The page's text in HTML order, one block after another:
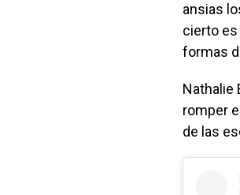
ansias
cierto
formas
Nathalie
romper
de las